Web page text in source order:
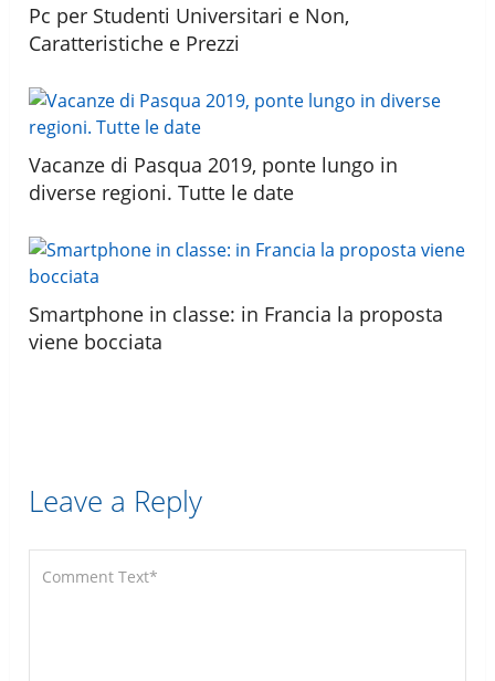
Pc per Studenti Universitari e Non,
Caratteristiche e Prezzi
Vacanze di Pasqua 2019, ponte lungo in
diverse regioni. Tutte le date
Smartphone in classe: in Francia la proposta
viene bocciata
Leave a Reply